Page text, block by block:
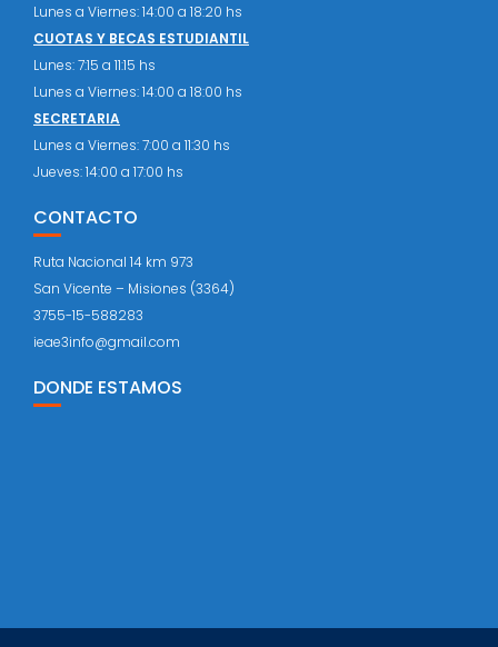
Lunes a Viernes: 14:00 a 18:20 hs
CUOTAS Y BECAS ESTUDIANTIL
Lunes: 7:15 a 11:15 hs
Lunes a Viernes: 14:00 a 18:00 hs
SECRETARIA
Lunes a Viernes: 7:00 a 11:30 hs
Jueves: 14:00 a 17:00 hs
CONTACTO
Ruta Nacional 14 km 973
San Vicente – Misiones (3364)
3755-15-588283
ieae3info@gmail.com
DONDE ESTAMOS